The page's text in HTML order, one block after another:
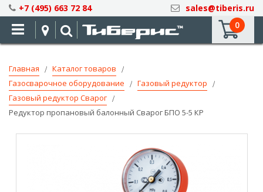
Skip
to
Content
+7 (495) 663 72 84
sales@tiberis.ru
0
Главная
Каталог товаров
Газосварочное оборудование
Газовый редуктор
Газовый редуктор Сварог
Редуктор пропановый балонный Сварог БПО 5-5 КР